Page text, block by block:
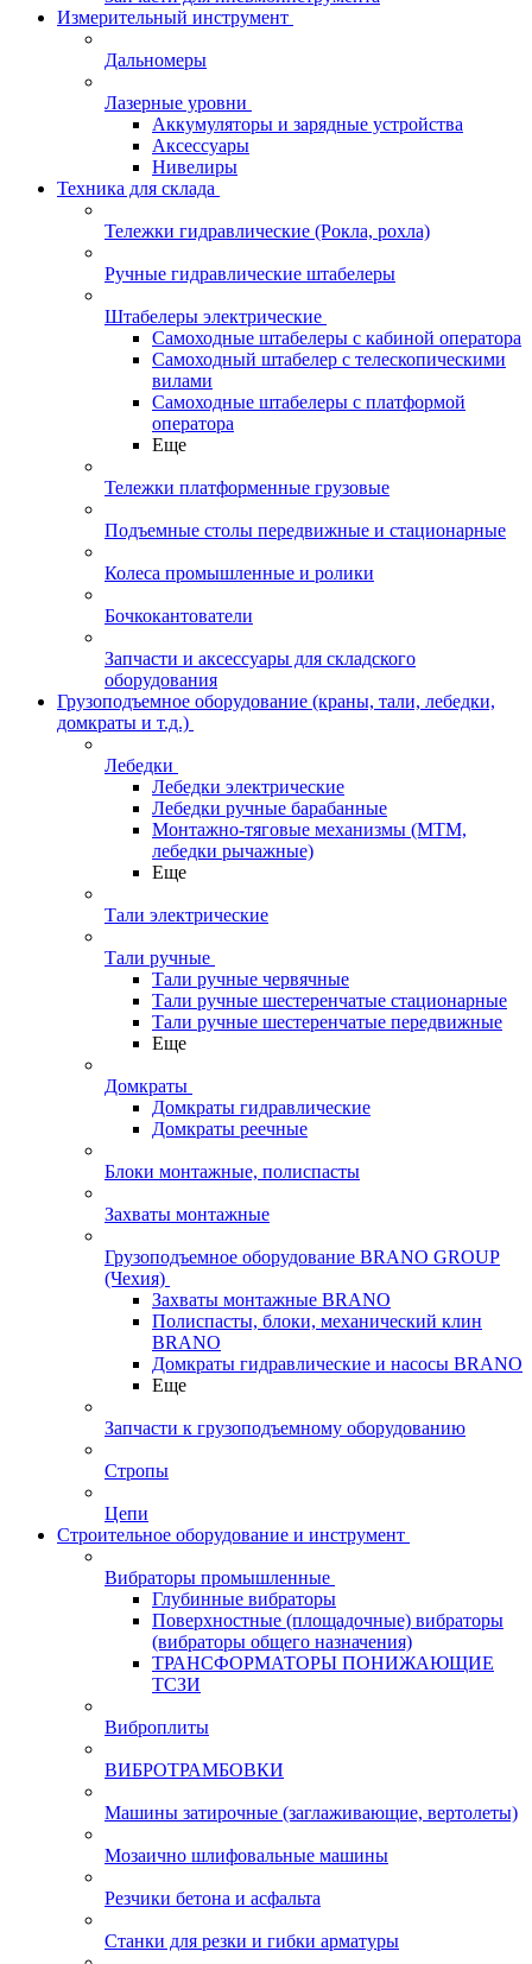
Измерительный инструмент
Дальномеры
Лазерные уровни
Аккумуляторы и зарядные устройства
Аксессуары
Нивелиры
Техника для склада
Тележки гидравлические (Рокла, рохла)
Ручные гидравлические штабелеры
Штабелеры электрические
Самоходные штабелеры с кабиной оператора
Самоходный штабелер с телескопическими
вилами
Самоходные штабелеры с платформой
оператора
Еще
Тележки платформенные грузовые
Подъемные столы передвижные и стационарные
Колеса промышленные и ролики
Бочкокантователи
Запчасти и аксессуары для складского
оборудования
Грузоподъемное оборудование (краны, тали, лебедки,
домкраты и т.д.)
Лебедки
Лебедки электрические
Лебедки ручные барабанные
Монтажно-тяговые механизмы (МТМ,
лебедки рычажные)
Еще
Тали электрические
Тали ручные
Тали ручные червячные
Тали ручные шестеренчатые стационарные
Тали ручные шестеренчатые передвижные
Еще
Домкраты
Домкраты гидравлические
Домкраты реечные
Блоки монтажные, полиспасты
Захваты монтажные
Грузоподъемное оборудование BRANO GROUP
(Чехия)
Захваты монтажные BRANO
Полиспасты, блоки, механический клин
BRANO
Домкраты гидравлические и насосы BRANO
Еще
Запчасти к грузоподъемному оборудованию
Стропы
Цепи
Строительное оборудование и инструмент
Вибраторы промышленные
Глубинные вибраторы
Поверхностные (площадочные) вибраторы
(вибраторы общего назначения)
ТРАНСФОРМАТОРЫ ПОНИЖАЮЩИЕ
ТСЗИ
Виброплиты
ВИБРОТРАМБОВКИ
Машины затирочные (заглаживающие, вертолеты)
Мозаично шлифовальные машины
Резчики бетона и асфальта
Станки для резки и гибки арматуры